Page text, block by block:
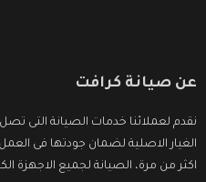
عن صيانة كرافت
نقدم لعملائنا خدمات الصيانة التى
الغيار الاصلية لضمان جودتها فى
اكثر من مرة، الصيانة لجميع الاجهزة